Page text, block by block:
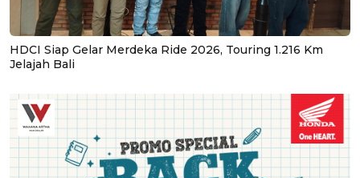
HDCI Siap Gelar Merdeka Ride 2026, Touring 1.216 Km
Jelajah Bali